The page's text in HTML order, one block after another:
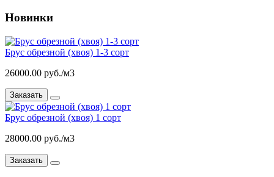
Новинки
Брус обрезной (хвоя) 1-3 сорт
26000.00 руб./м3
Заказать
Брус обрезной (хвоя) 1 сорт
28000.00 руб./м3
Заказать